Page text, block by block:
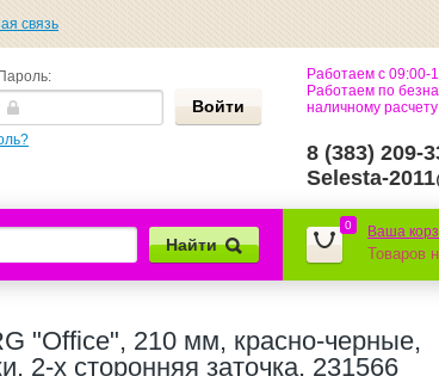
связь
Пароль:
Работаем с 09:00-
Работаем по
наличному расчету
8 (383) 209-
Selesta-
Найти
0 Ваша
Товаров
"Office", 210 мм, красно-черные,
2-х сторонняя заточка, 231566